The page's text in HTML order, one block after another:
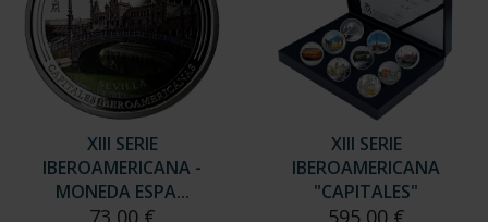
XIII SERIE
IBEROAMERICANA -
MONEDA ESPA...
73,00 €
XIII SERIE
IBEROAMERICANA
"CAPITALES"
595,00 €